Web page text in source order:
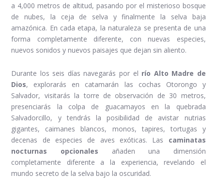
a 4,000 metros de altitud, pasando por el misterioso bosque
de nubes, la ceja de selva y finalmente la selva baja
amazónica. En cada etapa, la naturaleza se presenta de una
forma completamente diferente, con nuevas especies,
nuevos sonidos y nuevos paisajes que dejan sin aliento.
Durante los seis días navegarás por el río Alto Madre de
Dios, explorarás en catamarán las cochas Otorongo y
Salvador, visitarás la torre de observación de 30 metros,
presenciarás la colpa de guacamayos en la quebrada
Salvadorcillo, y tendrás la posibilidad de avistar nutrias
gigantes, caimanes blancos, monos, tapires, tortugas y
decenas de especies de aves exóticas. Las caminatas
nocturnas opcionales añaden una dimensión
completamente diferente a la experiencia, revelando el
mundo secreto de la selva bajo la oscuridad.